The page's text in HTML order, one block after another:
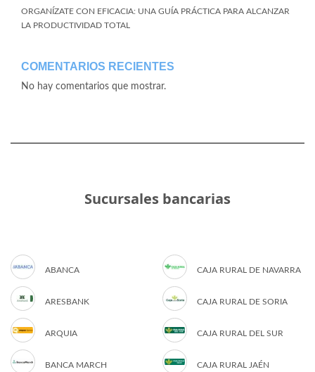
ORGANÍZATE CON EFICACIA: UNA GUÍA PRÁCTICA PARA ALCANZAR
LA PRODUCTIVIDAD TOTAL
COMENTARIOS RECIENTES
No hay comentarios que mostrar.
Sucursales bancarias
ABANCA
ARESBANK
ARQUIA
BANCA MARCH
CAJA RURAL DE NAVARRA
CAJA RURAL DE SORIA
CAJA RURAL DEL SUR
CAJA RURAL JAÉN